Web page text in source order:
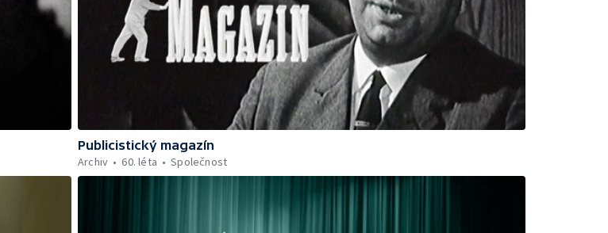
Publicistický magazín
Archiv
60. léta Společnost